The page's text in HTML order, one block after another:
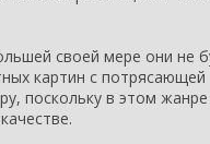
своей мере они не
картин с
поскольку в этом